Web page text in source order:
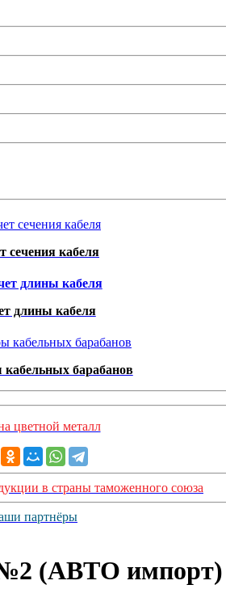
сечения кабеля
длины кабеля
барабанов
цветной металл
в страны таможенного союза
партнёры
(АВТО импорт)